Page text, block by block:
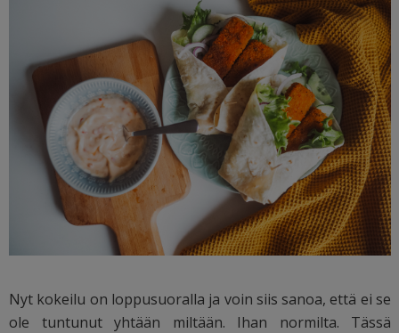
Nyt kokeilu on loppusuoralla ja voin siis sanoa, että ei se
ole tuntunut yhtään miltään. Ihan normilta. Tässä